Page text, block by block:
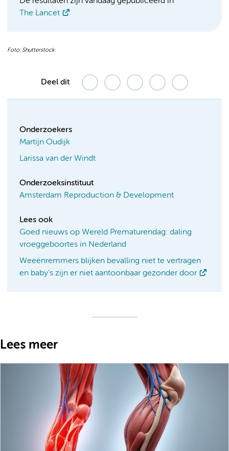
The Lancet
Foto: Shutterstock
Deel dit
Onderzoekers
Martijn Oudijk
Larissa van der Windt
Onderzoeksinstituut
Amsterdam Reproduction & Development
Lees ook
Goed nieuws op Wereld Prematurendag: daling
vroeggeboortes in Nederland
Weeënremmers blijken bevalling niet te vertragen
en baby's zijn er niet aantoonbaar gezonder door
Lees meer